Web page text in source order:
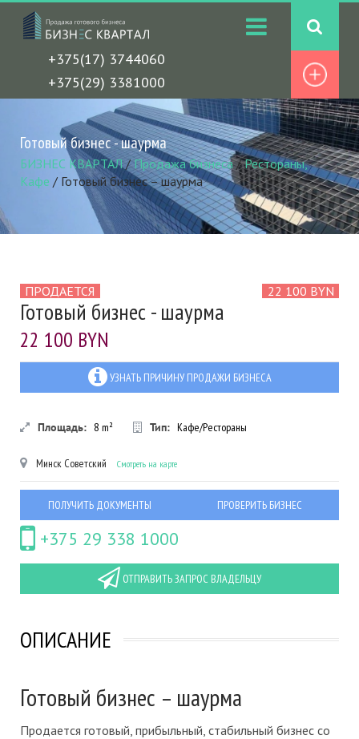
+375(17) 3744060
+375(29) 3381000
Готовый бизнес - шаурма
БИЗНЕС КВАРТАЛ/Продажа бизнеса/Рестораны,
Кафе / Готовый бизнес – шаурма
ПРОДАЕТСЯ 22 100 BYN
Готовый бизнес - шаурма
22 100 BYN
УЗНАТЬ ПРИЧИНУ ПРОДАЖИ БИЗНЕСА
Площадь: 8 m² Тип: Кафе/Рестораны
Минск Советский Смотреть на карте
ПОЛУЧИТЬ ДОКУМЕНТЫ ПРОВЕРИТЬ БИЗНЕС
+375 29 338 1000
ОТПРАВИТЬ ЗАПРОС ВЛАДЕЛЬЦУ
ОПИСАНИЕ
Готовый бизнес – шаурма
Продается готовый, прибыльный, стабильный бизнес со